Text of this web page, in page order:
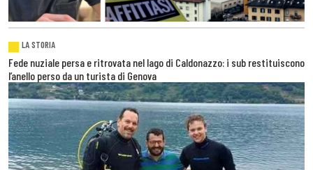
LA STORIA
Fede nuziale persa e ritrovata nel lago di Caldonazzo: i sub restituiscono
l’anello perso da un turista di Genova